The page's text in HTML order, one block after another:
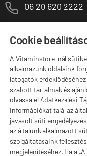
Cookie
A Vitaminstore-nál
alkalmazunk oldalaink
látogatók
szabott tartalmak és
olvassa el Adatkezelési
információkat talál az
javasolt süti
az általunk alkalmazott
szolgáltatásaink
megjelenítéséhez. Ha a
M 06 20 620 2222
Szugló u. 83-85.
Márkák
Valuta választás